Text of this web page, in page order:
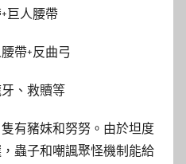
巨人腰帶
帶+反曲弓
、救贖等
有豬妹和努努。由於坦度
蟲子和嘲諷聚怪機制能給